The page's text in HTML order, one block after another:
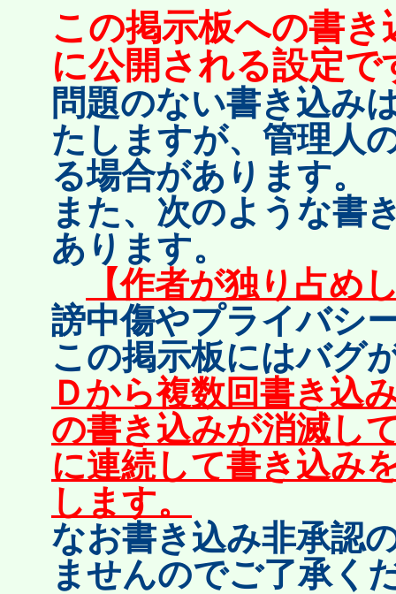
この掲示板への書
に公開される設定で
問題のない書き込み
たしますが、管理人
る場合があります。
また、次のような書
あります。
【作者が独り占め
謗中傷やプライバシ
この掲示板にはバグ
Ｄから複数回書き込
の書き込みが消滅し
に連続して書き込み
します。
なお書き込み非承認
ませんのでご了承く